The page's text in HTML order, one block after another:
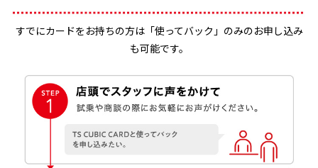
すでにカードをお持ちの方は「使ってバック」のみのお申し込み
も可能です。